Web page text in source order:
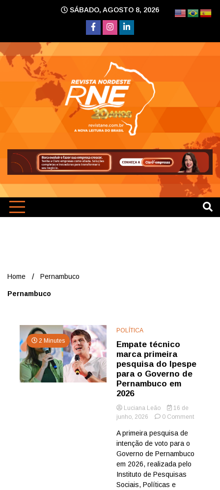
SÁBADO, AGOSTO 8, 2026
Home Pernambuco
Pernambuco
2 Minutes
POLÍTICA
Empate técnico
marca primeira
pesquisa do Ipespe
para o Governo de
Pernambuco em
2026
Luciana Leão
16 de
junho, 2026
0 Commenton
primeira
A primeira pesquisa de
intenção de voto para o
Governo de Pernambuco
em 2026, realizada pelo
Instituto de Pesquisas
Sociais, Políticas e